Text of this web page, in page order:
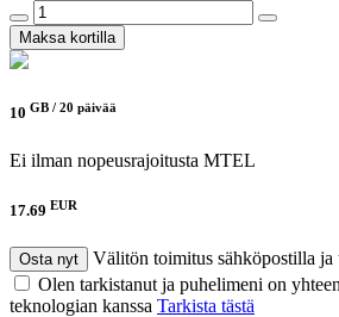
Maksa kortilla
10 GB / 20 päivää
Ei ilman nopeusrajoitusta MTEL
17.69 EUR
Osta nyt
Välitön toimitus sähköpostilla ja
Olen tarkistanut ja puhelimeni on
teknologian kanssa Tarkista tästä